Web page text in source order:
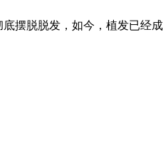
摆脱脱发，如今，植发已经